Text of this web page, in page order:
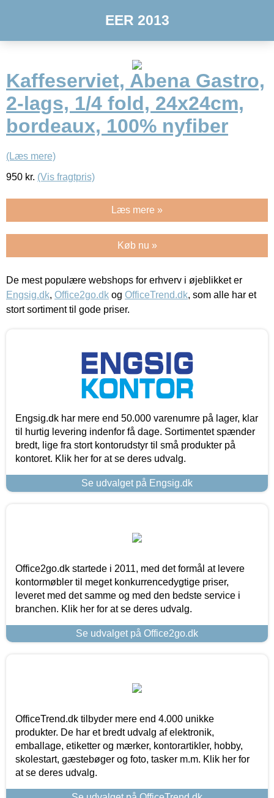
EER 2013
Kaffeserviet, Abena Gastro,
2-lags, 1/4 fold, 24x24cm,
bordeaux, 100% nyfiber
(Læs mere)
950 kr. (Vis fragtpris)
Læs mere »
Køb nu »
De mest populære webshops for erhverv i øjeblikket er
Engsig.dk, Office2go.dk og OfficeTrend.dk, som alle har et
stort sortiment til gode priser.
Engsig.dk har mere end 50.000 varenumre på lager, klar
til hurtig levering indenfor få dage. Sortimentet spænder
bredt, lige fra stort kontorudstyr til små produkter på
kontoret. Klik her for at se deres udvalg.
Se udvalget på Engsig.dk
Office2go.dk startede i 2011, med det formål at levere
kontormøbler til meget konkurrencedygtige priser,
leveret med det samme og med den bedste service i
branchen. Klik her for at se deres udvalg.
Se udvalget på Office2go.dk
OfficeTrend.dk tilbyder mere end 4.000 unikke
produkter. De har et bredt udvalg af elektronik,
emballage, etiketter og mærker, kontorartikler, hobby,
skolestart, gæstebøger og foto, tasker m.m. Klik her for
at se deres udvalg.